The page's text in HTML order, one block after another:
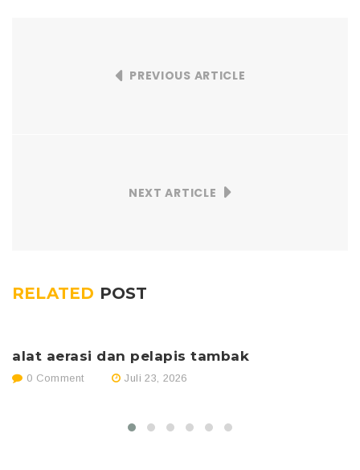
PREVIOUS ARTICLE
NEXT ARTICLE
RELATED POST
alat aerasi dan pelapis tambak
0 Comment Juli 23, 2026